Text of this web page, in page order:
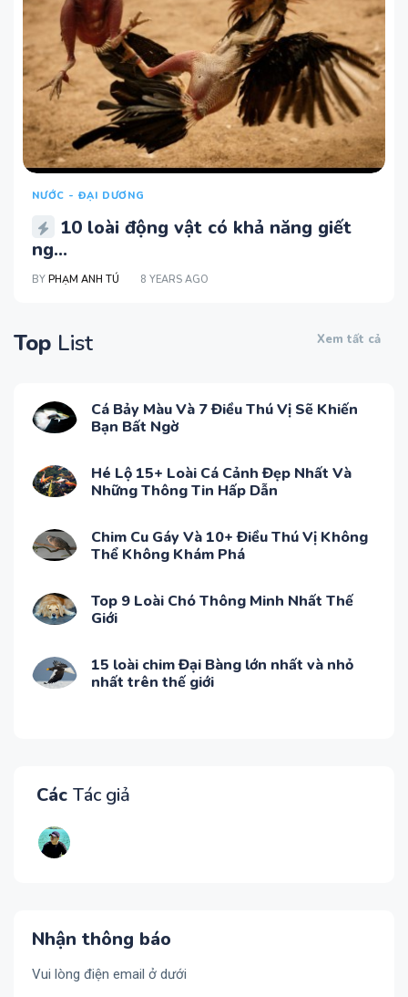
NƯỚC - ĐẠI DƯƠNG
10 loài động vật có khả năng giết
ng...
BY PHẠM ANH TÚ 8 YEARS AGO
Top List Xem tất cả
Cá Bảy Màu Và 7 Điều Thú Vị Sẽ Khiến
Bạn Bất Ngờ
Hé Lộ 15+ Loài Cá Cảnh Đẹp Nhất Và
Những Thông Tin Hấp Dẫn
Chim Cu Gáy Và 10+ Điều Thú Vị Không
Thể Không Khám Phá
Top 9 Loài Chó Thông Minh Nhất Thế
Giới
15 loài chim Đại Bàng lớn nhất và nhỏ
nhất trên thế giới
Các Tác giả
Nhận thông báo
Vui lòng điện email ở dưới